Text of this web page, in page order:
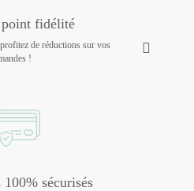
fidélité
de réductions sur vos
!
100% sécurisés